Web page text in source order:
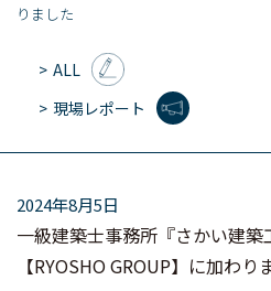
りました
ALL
現場レポート
2024年8月5日
一級建築士事務所『さかい建築
【RYOSHO GROUP】に加わり